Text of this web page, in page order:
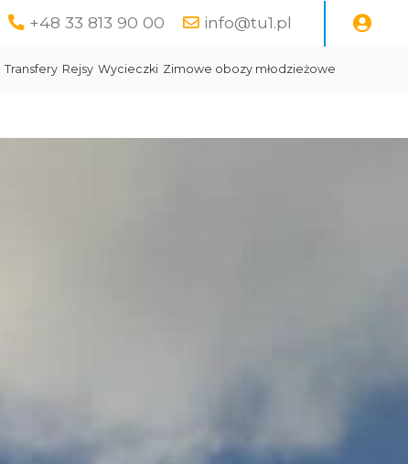
+48 33 813 90 00 info@tu1.pl
Transfery Rejsy Wycieczki Zimowe obozy młodzieżowe